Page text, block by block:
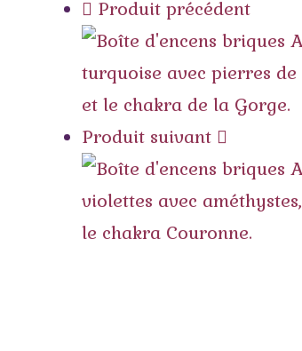
Produit précédent
Produit suivant